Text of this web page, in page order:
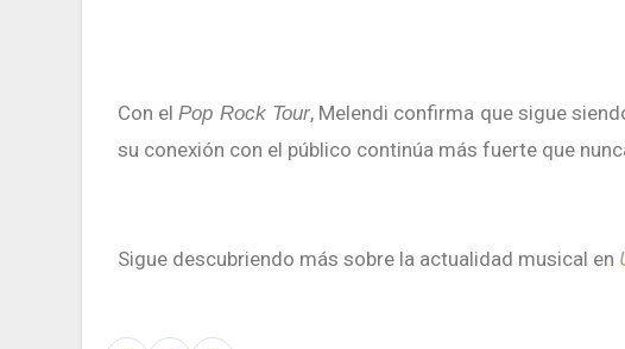
Con elPop Rock Tour, Melendi confirma que sigue
su conexión con el público continúa más fuerte que
Sigue descubriendo más sobre la actualidad musical en